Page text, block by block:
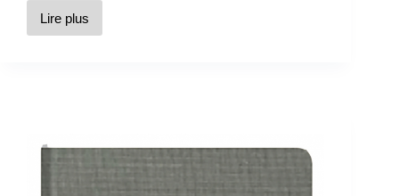
Lire plus